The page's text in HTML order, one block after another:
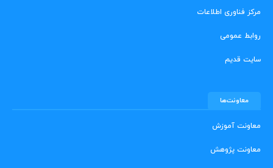
مرکز فناوری اطلاعات
روابط عمومی
سایت قدیم
معاونت‌ها
معاونت آموزش
معاونت پژوهش